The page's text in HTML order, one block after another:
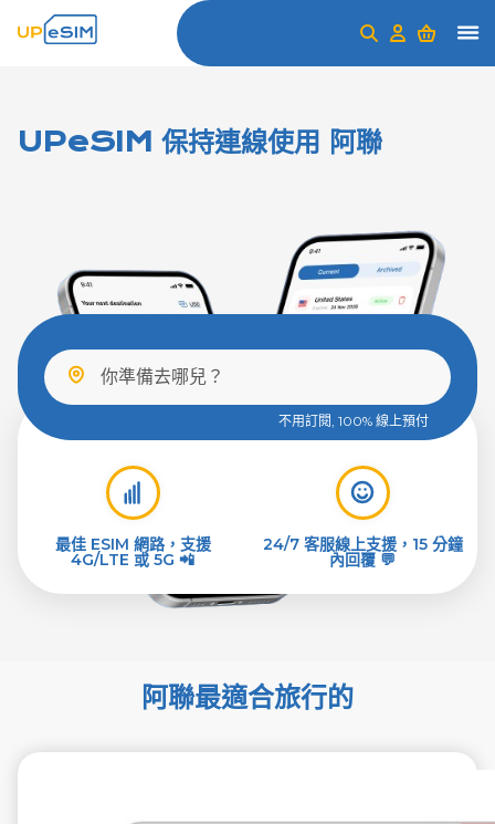
UPeSIM 保持連線使用 阿聯
不用訂閱, 100% 線上預付
最佳 ESIM 網路，支援
4G/LTE 或 5G 📲
24/7 客服線上支援，15 分鐘
內回覆 💬
阿聯最適合旅行的